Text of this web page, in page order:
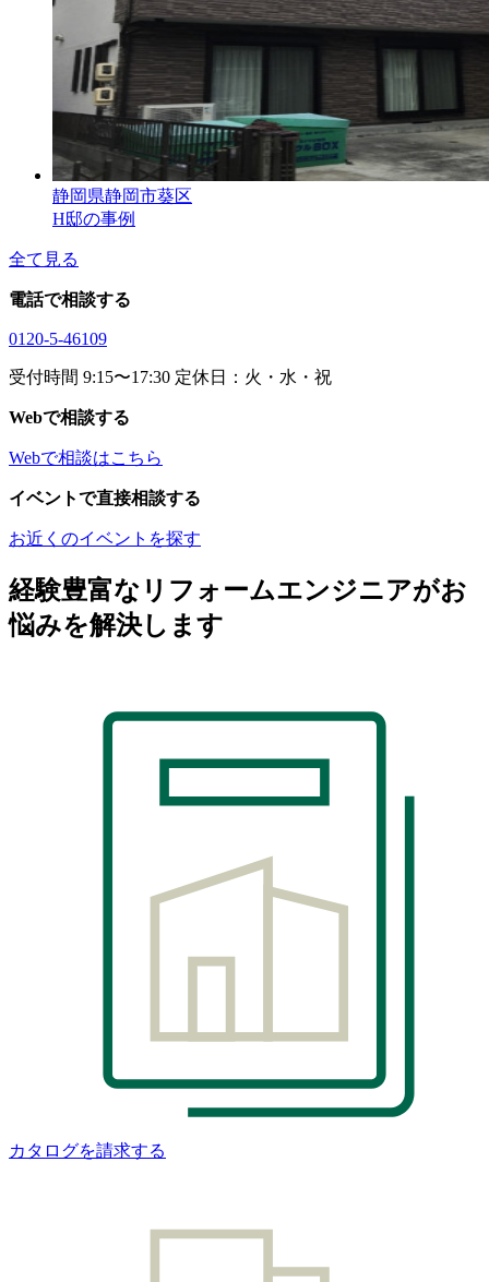
静岡県静岡市葵区
H邸の事例
全て見る
電話で相談する
0120-5-46109
受付時間 9:15〜17:30 定休日：火・水・祝
Webで相談する
Webで相談はこちら
イベントで直接相談する
お近くのイベントを探す
経験豊富なリフォームエンジニアがお
悩みを解決します
カタログを請求する